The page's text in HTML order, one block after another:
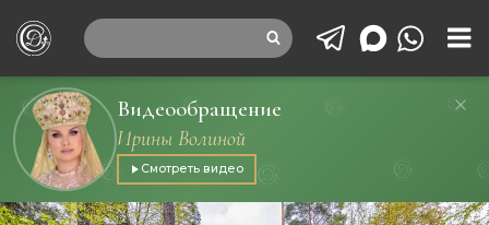
Видеообращение
Ирины Волиной
Смотреть видео